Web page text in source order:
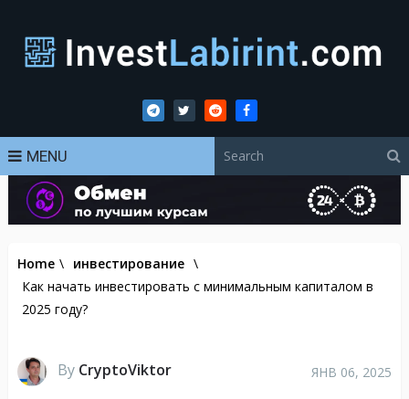
MENU
Home \ инвестирование \
Как начать инвестировать с минимальным капиталом в
2025 году?
By CryptoViktor ЯНВ 06, 2025